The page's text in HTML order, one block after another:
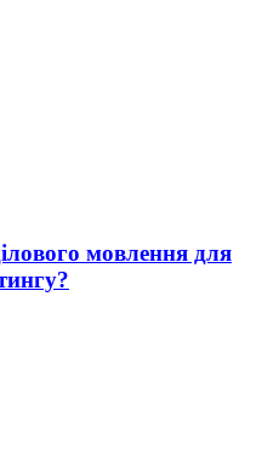
мовлення для